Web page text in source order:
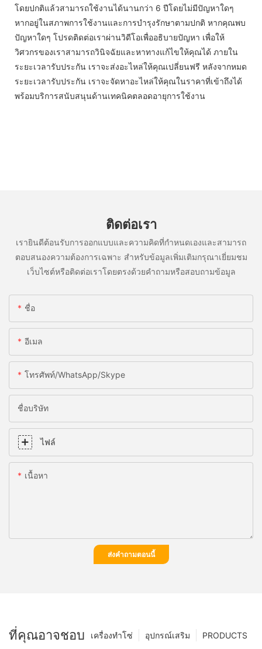
โดยปกติแล้วสามารถใช้งานได้นานกว่า 6 ปีโดยไม่มีปัญหาใดๆ
หากอยู่ในสภาพการใช้งานและการบำรุงรักษาตามปกติ หากคุณพบ
ปัญหาใดๆ โปรดติดต่อเราผ่านวิดีโอเพื่ออธิบายปัญหา เพื่อให้
วิศวกรของเราสามารถวินิจฉัยและหาทางแก้ไขให้คุณได้ ภายใน
ระยะเวลารับประกัน เราจะส่งอะไหล่ให้คุณเปลี่ยนฟรี หลังจากหมด
ระยะเวลารับประกัน เราจะจัดหาอะไหล่ให้คุณในราคาที่เข้าถึงได้
พร้อมบริการสนับสนุนด้านเทคนิคตลอดอายุการใช้งาน
ติดต่อเรา
เรายินดีต้อนรับการออกแบบและความคิดที่กำหนดเองและสามารถ
ตอบสนองความต้องการเฉพาะ สำหรับข้อมูลเพิ่มเติมกรุณาเยี่ยมชม
เว็บไซต์หรือติดต่อเราโดยตรงด้วยคำถามหรือสอบถามข้อมูล
ชื่อ
อีเมล
โทรศัพท์/WhatsApp/Skype
ชื่อบริษัท
ไฟล์
เนื้อหา
ส่งคำถามตอนนี้
ที่คุณอาจชอบ PRODUCTS
อุปกรณ์เสริม
เครื่องทำโซ่